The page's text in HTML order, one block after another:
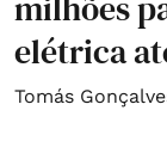
elétrica
Tomás